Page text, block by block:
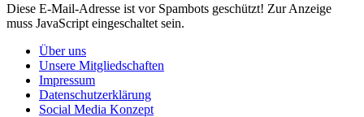
Diese E-Mail-Adresse ist vor Spambots geschützt! Zur Anzeige
muss JavaScript eingeschaltet sein.
Über uns
Unsere Mitgliedschaften
Impressum
Datenschutzerklärung
Social Media Konzept